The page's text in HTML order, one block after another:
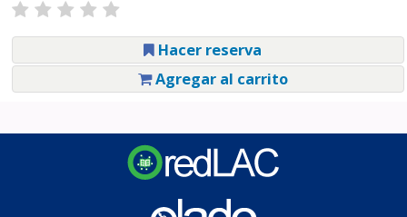
Hacer reserva
Agregar al carrito